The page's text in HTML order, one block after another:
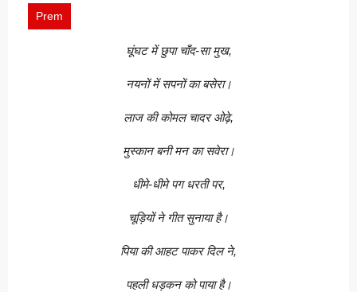
Prem
घूंघट में छुपा चाँद-सा मुख,
नयनों में सपनों का बसेरा।
लाज की कोमल चादर ओढ़े,
मुस्कान बनी मन का सवेरा।
धीमे-धीमे पग धरती पर,
चूड़ियों ने गीत सुनाया है।
पिया की आहट पाकर दिल ने,
पहली धड़कन को पाया है।